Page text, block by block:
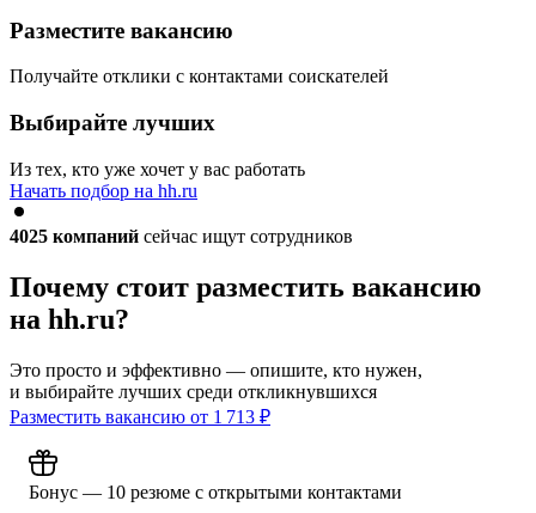
Разместите вакансию
Получайте отклики с контактами соискателей
Выбирайте лучших
Из тех, кто уже хочет у вас работать
Начать подбор на hh.ru
4025 компаний сейчас ищут сотрудников
Почему стоит разместить вакансию
на hh.ru?
Это просто и эффективно — опишите, кто нужен,
и выбирайте лучших среди откликнувшихся
Разместить вакансию от 1 713 ₽
Бонус — 10 резюме с открытыми контактами